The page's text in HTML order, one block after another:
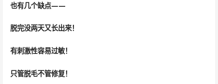
也有几个缺点——
脱完没两天又长出来！
有刺激性容易过敏！
只管脱毛不管修复！